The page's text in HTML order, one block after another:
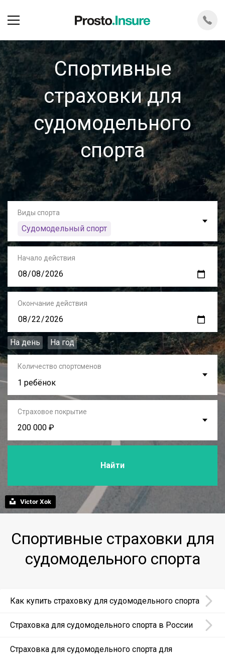
Спортивные
страховки для
судомодельного
спорта
Victor Xok
Виды спорта
Судомодельный спорт
Начало действия
Окончание действия
На день На год
Количество спортсменов
1 ребёнок
Страховое покрытие
200 000 ₽
Найти
Спортивные страховки для
судомодельного спорта
Как купить страховку для судомодельного спорта
Страховка для судомодельного спорта в России
Страховка для судомодельного спорта для